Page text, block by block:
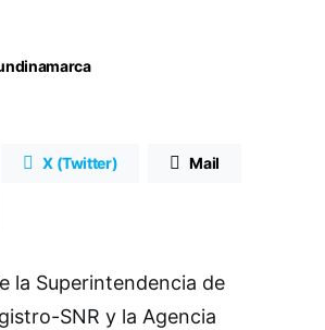
X (Twitter) Mail
la Superintendencia de
SNR y la Agencia